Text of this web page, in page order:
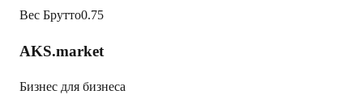
Вес Брутто0.75
AKS.market
Бизнес для бизнеса